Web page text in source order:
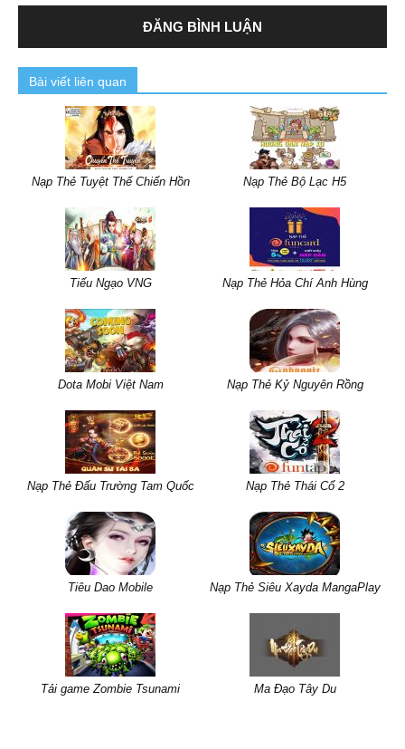
Bài viết liên quan
Nạp Thẻ Tuyệt Thế Chiến Hồn Nạp Thẻ Bộ Lạc H5
Tiếu Ngạo VNG Nạp Thẻ Hỏa Chí Anh Hùng
Dota Mobi Việt Nam Nạp Thẻ Kỷ Nguyên Rồng
Nạp Thẻ Đấu Trường Tam Quốc Nạp Thẻ Thái Cổ 2
Tiêu Dao Mobile Nạp Thẻ Siêu Xayda MangaPlay
Tải game Zombie Tsunami Ma Đạo Tây Du